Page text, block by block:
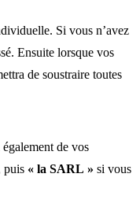
Si vous n’avez
Ensuite lorsque vos
de soustraire toutes
de vos
puis « la SARL » si vous